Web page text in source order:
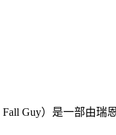
Fall Guy）是一部由